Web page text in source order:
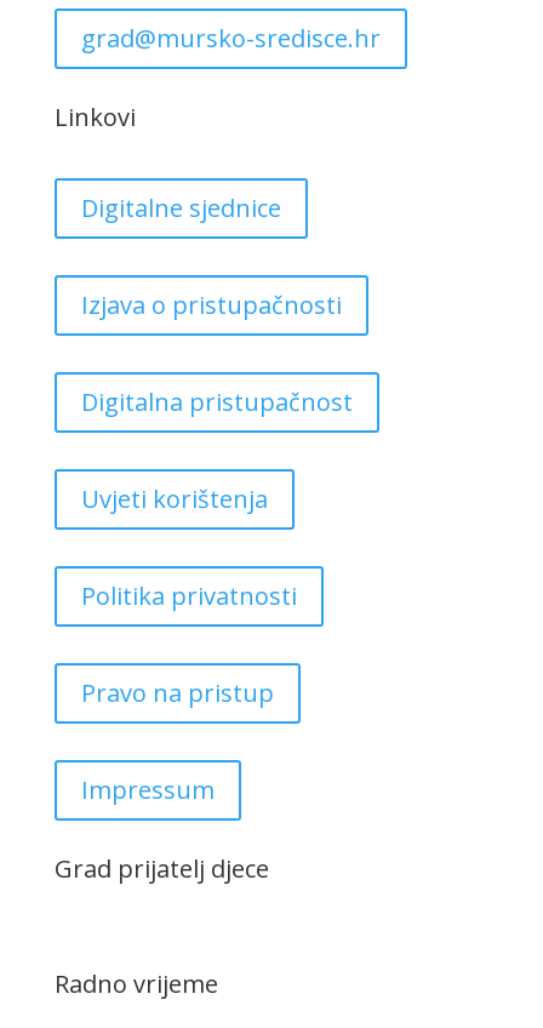
grad@mursko-sredisce.hr
Linkovi
Digitalne sjednice
Izjava o pristupačnosti
Digitalna pristupačnost
Uvjeti korištenja
Politika privatnosti
Pravo na pristup
Impressum
Grad prijatelj djece
Radno vrijeme